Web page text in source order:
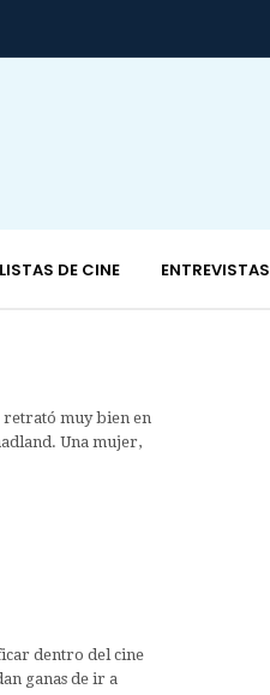
LISTAS DE CINE ENTREVISTAS
retrató muy bien en
Una mujer,
dentro del cine
ganas de ir a